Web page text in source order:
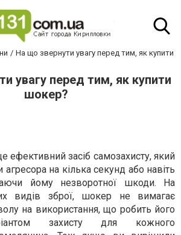
На що звернути увагу перед тим, як купити
увагу перед тим, як купити
шокер?
ефективний засіб самозахисту, який
на кілька секунд або навіть
йому незворотної шкоди. На
видів зброї, шокер не вимагає
на використання, що робить його
захисту для кожного